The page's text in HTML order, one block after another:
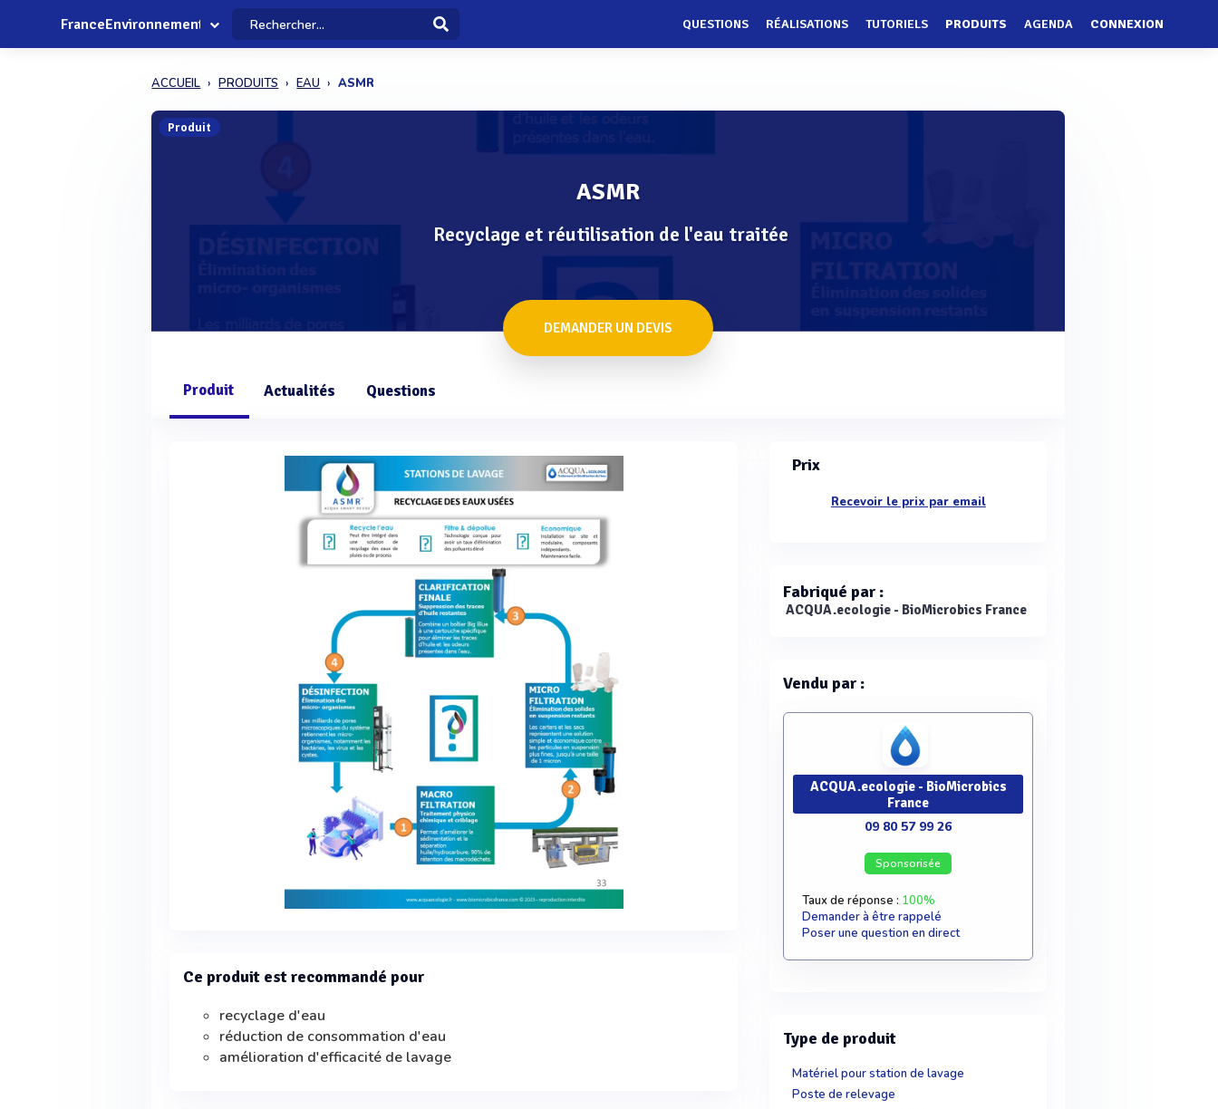
FranceEnvironnement QUESTIONS RÉALISATIONS TUTORIELS PRODUITS AGENDA CONNEXION
ACCUEIL PRODUITS EAU ASMR
Produit
ASMR
Recyclage et réutilisation de l'eau traitée
DEMANDER UN DEVIS
Produit Actualités Questions
Ce produit est recommandé pour
recyclage d'eau
réduction de consommation d'eau
amélioration d'efficacité de lavage
Prix
Recevoir le prix par email
Fabriqué par :
ACQUA.ecologie - BioMicrobics France
Vendu par :
ACQUA.ecologie - BioMicrobics
France
09 80 57 99 26
Sponsorisée
Taux de réponse : 100%
Demander à être rappelé
Poser une question en direct
Type de produit
Matériel pour station de lavage
Poste de relevage